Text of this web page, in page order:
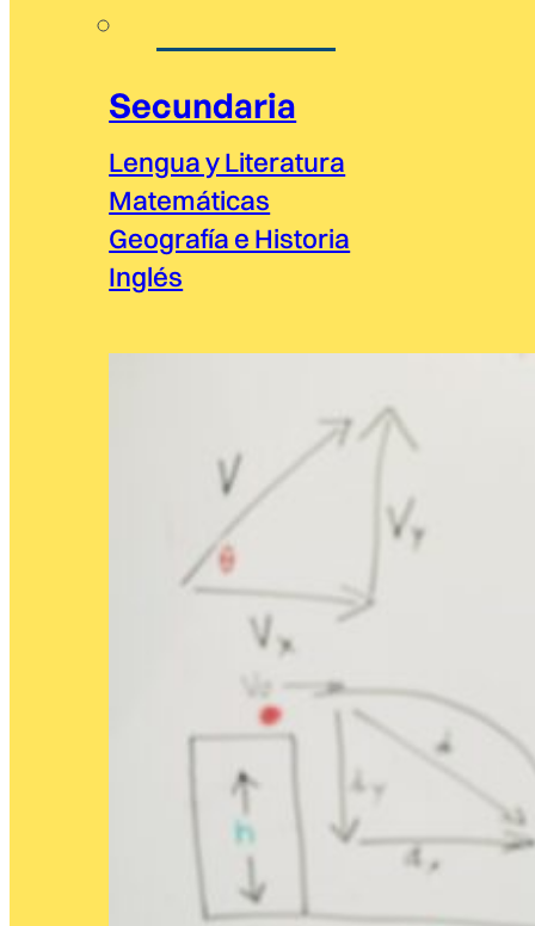
Secundaria
Lengua y Literatura
Matemáticas
Geografía e Historia
Inglés